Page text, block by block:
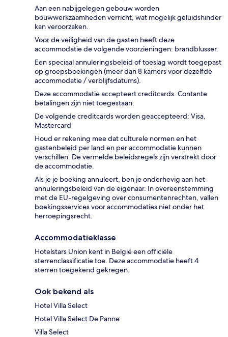
Aan een nabijgelegen gebouw worden
bouwwerkzaamheden verricht, wat mogelijk geluidshinder
kan veroorzaken.
Voor de veiligheid van de gasten heeft deze
accommodatie de volgende voorzieningen: brandblusser.
Een speciaal annuleringsbeleid of toeslag wordt toegepast
op groepsboekingen (meer dan 8 kamers voor dezelfde
accommodatie / verblijfsdatums).
Deze accommodatie accepteert creditcards. Contante
betalingen zijn niet toegestaan.
De volgende creditcards worden geaccepteerd: Visa,
Mastercard
Houd er rekening mee dat culturele normen en het
gastenbeleid per land en per accommodatie kunnen
verschillen. De vermelde beleidsregels zijn verstrekt door
de accommodatie.
Als je je boeking annuleert, ben je onderhevig aan het
annuleringsbeleid van de eigenaar. In overeenstemming
met de EU-regelgeving over consumentenrechten, vallen
boekingsservices voor accommodaties niet onder het
herroepingsrecht.
Accommodatieklasse
Hotelstars Union kent in België een officiële
sterrenclassificatie toe. Deze accommodatie heeft 4
sterren toegekend gekregen.
Ook bekend als
Hotel Villa Select
Hotel Villa Select De Panne
Villa Select